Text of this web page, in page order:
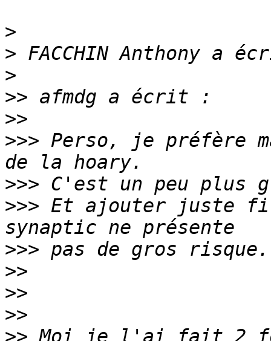
>
>
>
>>
>>
>>> Perso, je préfère
>>>
>>> Et ajouter juste
>>>
>>
>>
>>
>>